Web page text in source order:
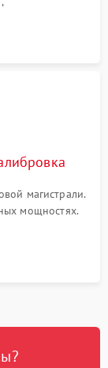
магистрали.
мощностях.
индикаторов